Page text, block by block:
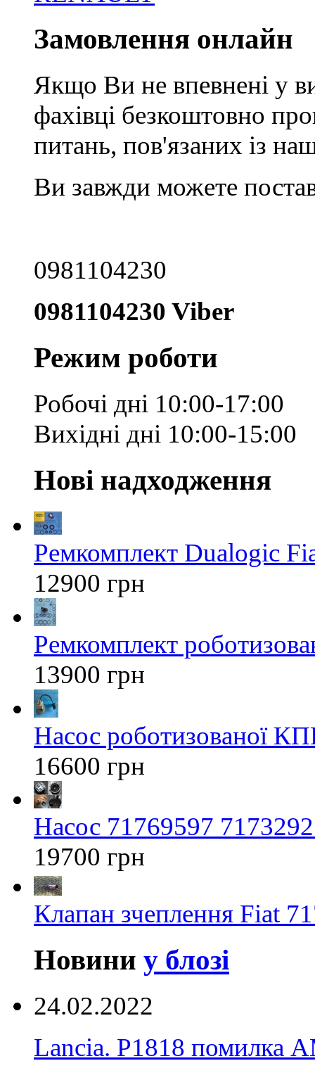
Замовлення онлайн
Якщо Ви не впевнені у
фахівці безкоштовно
питань, пов'язаних із
Ви завжди можете
0981104230
0981104230 Viber
Режим роботи
Робочі дні 10:00-17:00
Вихідні дні 10:00-15:00
Нові надходження
Ремкомплект Dualogic
12900 грн
Ремкомплект
13900 грн
Насос роботизованої
16600 грн
Насос 71769597
19700 грн
Клапан зчеплення Fiat
Новини у блозі
24.02.2022
Lancia. P1818 помилка